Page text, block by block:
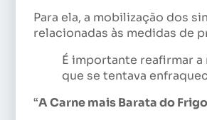
Para ela, a mobilização dos
relacionadas às medidas de
É importante reafirmar
que se tentava
“A Carne mais Barata do